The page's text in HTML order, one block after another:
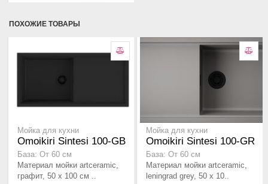
ПОХОЖИЕ ТОВАРЫ
Мойка для кухни
Omoikiri Sintesi 100-GB
База: От 60 см
Материал мойки artceramic,
графит, 50 x 100 см ..
Мойка для кухни
Omoikiri Sintesi 100-GR
База: От 60 см
Материал мойки artceramic,
leningrad grey, 50 x 10..